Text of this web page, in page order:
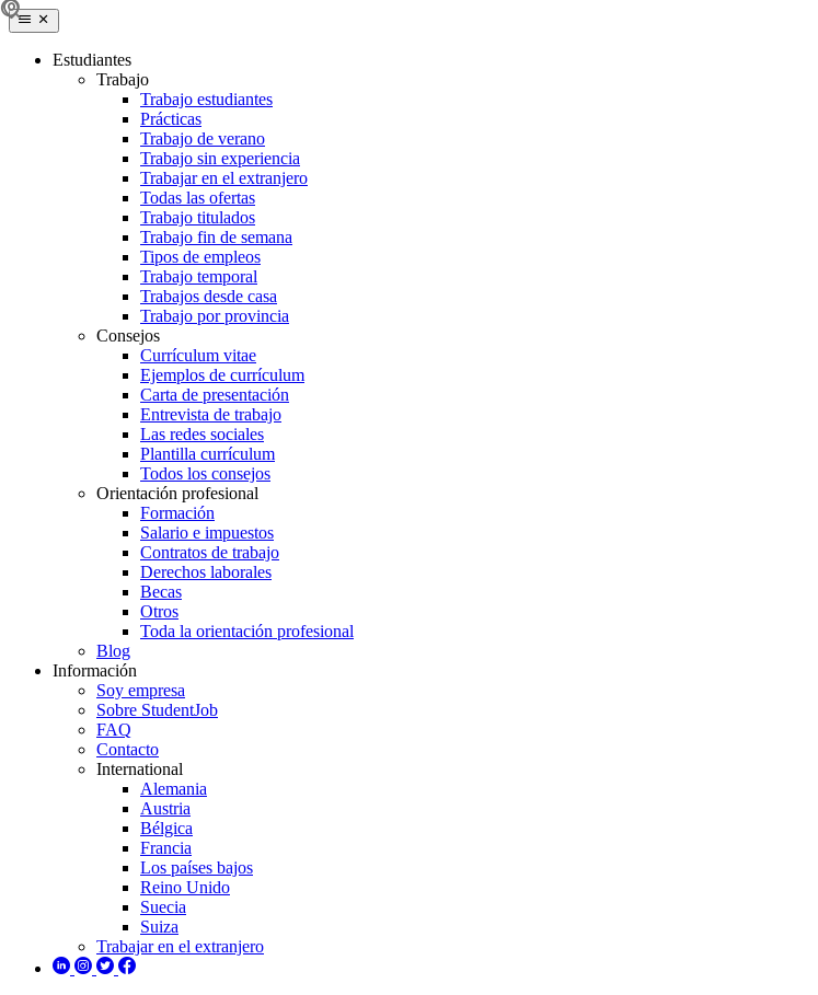
Estudiantes
Trabajo
Trabajo estudiantes
Prácticas
Trabajo de verano
Trabajo sin experiencia
Trabajar en el extranjero
Todas las ofertas
Trabajo titulados
Trabajo fin de semana
Tipos de empleos
Trabajo temporal
Trabajos desde casa
Trabajo por provincia
Consejos
Currículum vitae
Ejemplos de currículum
Carta de presentación
Entrevista de trabajo
Las redes sociales
Plantilla currículum
Todos los consejos
Orientación profesional
Formación
Salario e impuestos
Contratos de trabajo
Derechos laborales
Becas
Otros
Toda la orientación profesional
Blog
Información
Soy empresa
Sobre StudentJob
FAQ
Contacto
International
Alemania
Austria
Bélgica
Francia
Los países bajos
Reino Unido
Suecia
Suiza
Trabajar en el extranjero